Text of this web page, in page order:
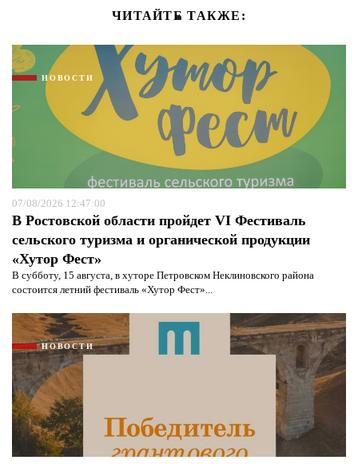
ЧИТАЙТЕ ТАКЖЕ:
НОВОСТИ
07/08/2026 12:47:00
В Ростовской области пройдет VI Фестиваль
сельского туризма и органической продукции
«Хутор Фест»
В субботу, 15 августа, в хуторе Петровском Неклиновского района
состоится летний фестиваль «Хутор Фест»...
НОВОСТИ